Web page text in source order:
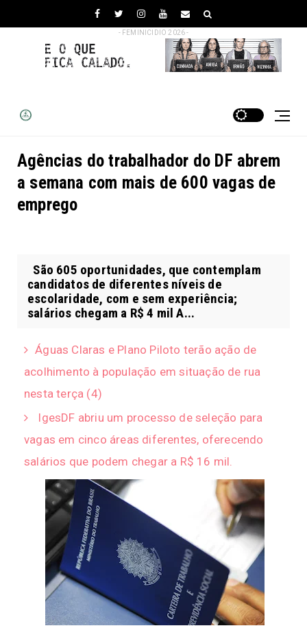
- FEMINICIDIO 2026 -
Agências do trabalhador do DF abrem
a semana com mais de 600 vagas de
emprego
São 605 oportunidades, que contemplam
candidatos de diferentes níveis de
escolaridade, com e sem experiência;
salários chegam a R$ 4 mil A...
Águas Claras e Plano Piloto terão ação de
acolhimento à população em situação de rua
nesta terça (4)
IgesDF abriu um processo de seleção para
vagas em cinco áreas diferentes, oferecendo
salários que podem chegar a R$ 16 mil.